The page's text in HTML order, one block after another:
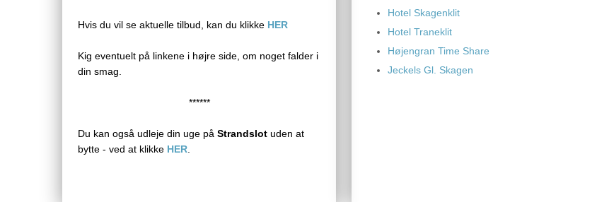
Hvis du vil se aktuelle tilbud, kan du klikke HER
Kig eventuelt på linkene i højre side, om noget falder i
din smag.​
******
Du kan også udleje din uge påStrandslot uden at
bytte - ved at klikke HER
Hotel Skagenklit
Hotel Traneklit
Højengran Time Share
Jeckels Gl. Skagen